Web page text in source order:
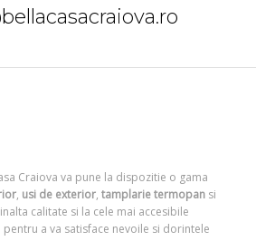
Craiova va pune la dispozitie o gama
, usi de exterior, tamplarie termopansi
calitate si la cele mai accesibile
a va satisface nevoile si dorintele